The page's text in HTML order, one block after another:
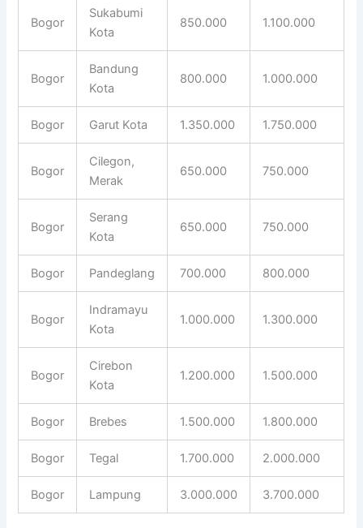
Bogor
Sukabumi
Kota
850.000 1.100.000
Bogor
Bandung
Kota
800.000 1.000.000
Bogor Garut Kota 1.350.000 1.750.000
Bogor
Cilegon,
Merak
650.000 750.000
Bogor
Serang
Kota
650.000 750.000
Bogor Pandeglang 700.000 800.000
Bogor
Indramayu
Kota
1.000.000 1.300.000
Bogor
Cirebon
Kota
1.200.000 1.500.000
Bogor Brebes 1.500.000 1.800.000
Bogor Tegal 1.700.000 2.000.000
Bogor Lampung 3.000.000 3.700.000